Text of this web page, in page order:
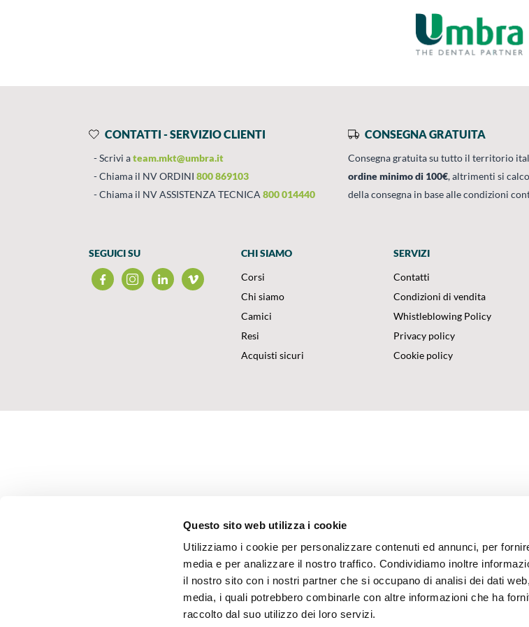
Questo sito web utilizza i cookie
Utilizziamo i cookie per personalizzare contenuti ed annunci, per
media e per analizzare il nostro traffico. Condividiamo inoltre
il nostro sito con i nostri partner che si occupano di analisi dei dati
media, i quali potrebbero combinarle con altre informazioni che ha
raccolto dal suo utilizzo dei loro servizi.
CONTATTI - SERVIZIO CLIENTI
Scrivi ateam.mkt@umbra.it
Chiama il NV ORDINI 800 869103
Chiama il NV ASSISTENZA TECNICA 800 014440
CONSEGNA GRATUITA
Consegna gratuita su tutto il territorio
ordine minimo di 100€, altrimenti si
della consegna in base alle condizioni
SEGUICI SU
CHI SIAMO
Corsi
Chi siamo
Camici
Resi
Acquisti sicuri
SERVIZI
Contatti
Condizioni di vendita
Whistleblowing Policy
Privacy policy
Cookie policy